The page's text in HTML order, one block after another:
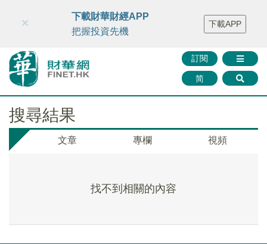
財華智庫網 FINTV FINMETA 財華證券 媒體矩陣
智庫沙龍
聯絡我們
訂閱
简
×
下載財華財經APP
把握投資先機
下載APP
搜尋結果
文章 專欄 視頻
找不到相關的內容